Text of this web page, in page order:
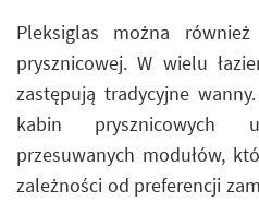
Pleksiglas można
prysznicowej. W wielu
zastępują tradycyjne
kabin prysznicowych
przesuwanych modułów,
zależności od preferencji